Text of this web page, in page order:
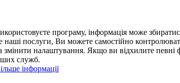
програму, інформація може
наші послуги, Ви можете самостійно
змінити налаштування. Якщо ви відхилите
служб.
інформації